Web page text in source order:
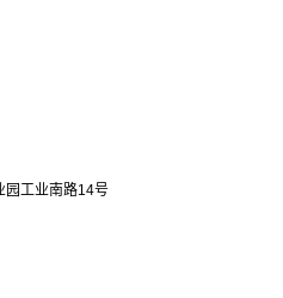
园工业南路14号